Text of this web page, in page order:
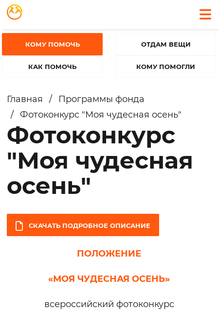
КОМУ ПОМОЧЬ
КАК ПОМОЧЬ
ОТДАМ ВЕЩИ
КОМУ ПОМОГЛИ
Главная /
Программы фонда
/
Фотоконкурс "Моя чудесная осень"
Фотоконкурс
"Моя чудесная
осень"
СКАЧАТЬ ПОДРОБНОЕ ОПИСАНИЕ
ПОЛОЖЕНИЕ
«МОЯ ЧУДЕСНАЯ ОСЕНЬ»
всероссийский фотоконкурс